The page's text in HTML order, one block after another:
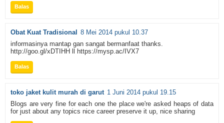
Balas
Obat Kuat Tradisional 8 Mei 2014 pukul 10.37
informasinya mantap gan sangat bermanfaat thanks.
http://goo.gl/xDTIHH ll https://mysp.ac/IVX7
Balas
toko jaket kulit murah di garut 1 Juni 2014 pukul 19.15
Blogs are very fine for each one the place we're asked heaps of data
for just about any topics nice career preserve it up, nice sharing